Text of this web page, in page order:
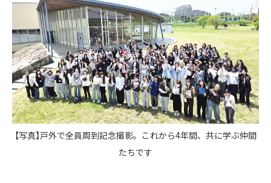
【写真】戸外で全員周到記念撮影。これから4年間、共に学ぶ仲間
たちです